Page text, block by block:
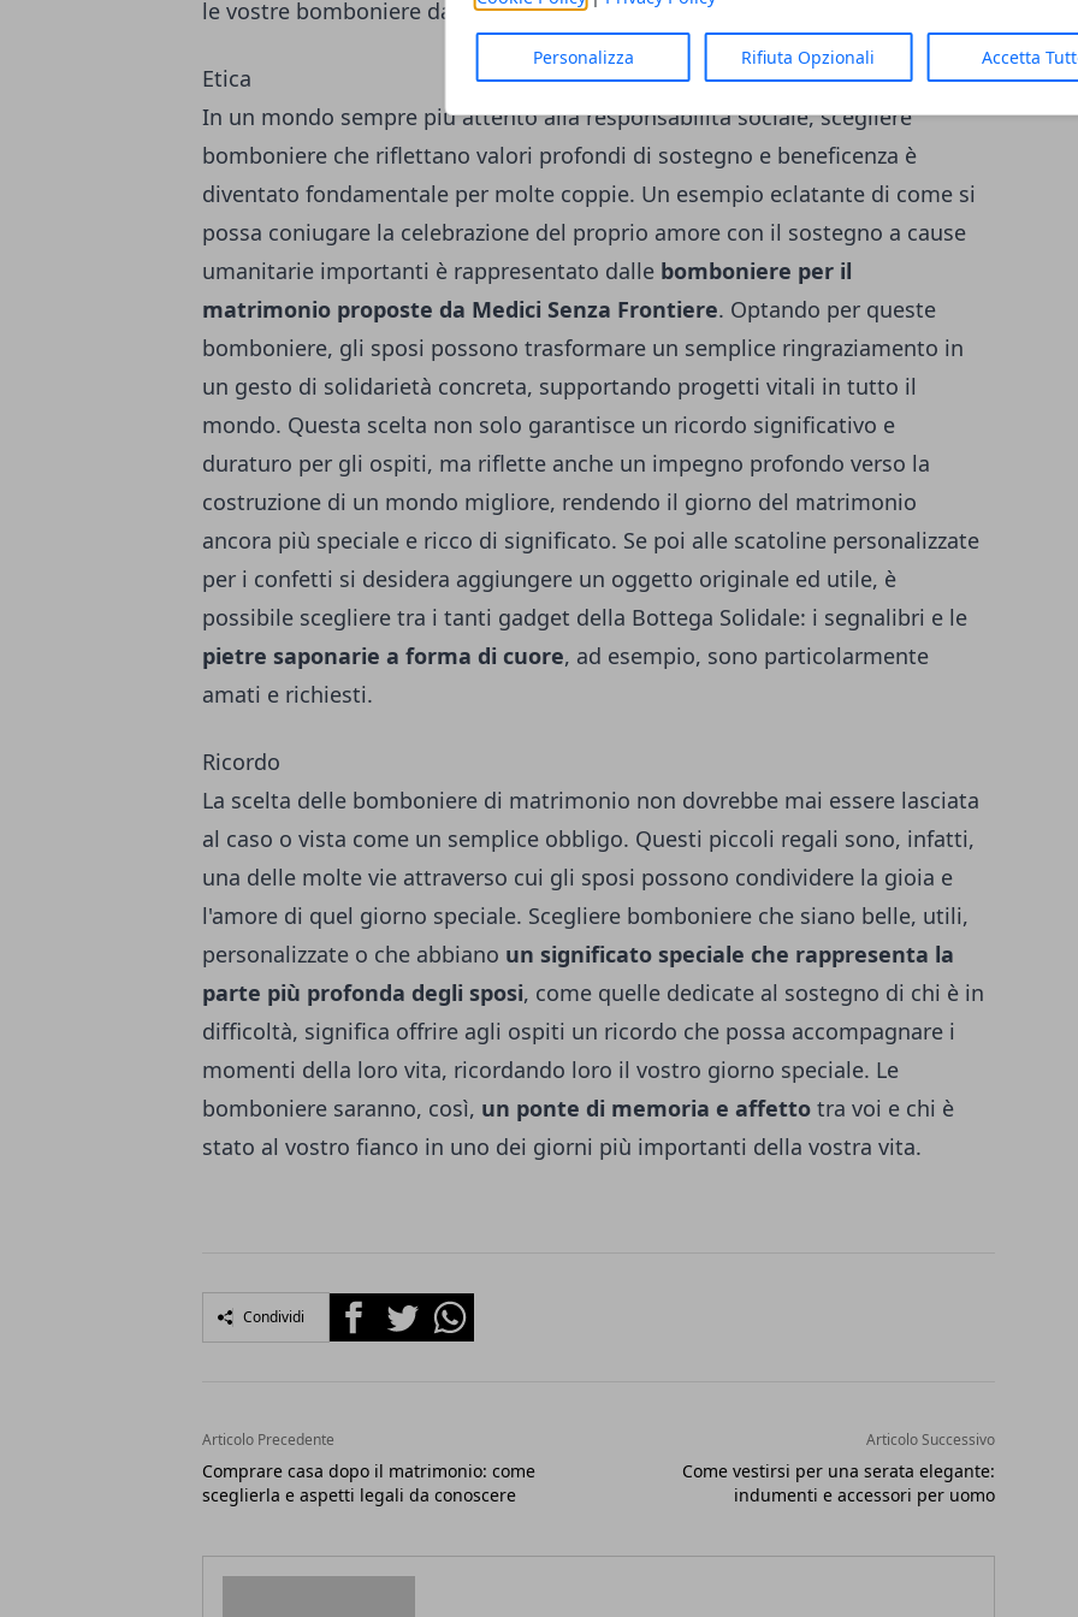
Personalizza Rifiuta Opzionali Accetta
le vostre bomboniere davvero speciali.
Etica
In un mondo sempre più attento alla responsabilità sociale, scegliere
bomboniere che riflettano valori profondi di sostegno e beneficenza è
diventato fondamentale per molte coppie. Un esempio eclatante di come si
possa coniugare la celebrazione del proprio amore con il sostegno a cause
umanitarie importanti è rappresentato dalle bomboniere per il
matrimonio proposte da Medici Senza Frontiere. Optando per queste
bomboniere, gli sposi possono trasformare un semplice ringraziamento in
un gesto di solidarietà concreta, supportando progetti vitali in tutto il
mondo. Questa scelta non solo garantisce un ricordo significativo e
duraturo per gli ospiti, ma riflette anche un impegno profondo verso la
costruzione di un mondo migliore, rendendo il giorno del matrimonio
ancora più speciale e ricco di significato. Se poi alle scatoline personalizzate
per i confetti si desidera aggiungere un oggetto originale ed utile, è
possibile scegliere tra i tanti gadget della Bottega Solidale: i segnalibri e le
pietre saponarie a forma di cuore, ad esempio, sono particolarmente
amati e richiesti.
Ricordo
La scelta delle bomboniere di matrimonio non dovrebbe mai essere lasciata
al caso o vista come un semplice obbligo. Questi piccoli regali sono, infatti,
una delle molte vie attraverso cui gli sposi possono condividere la gioia e
l'amore di quel giorno speciale. Scegliere bomboniere che siano belle, utili,
personalizzate o che abbiano un significato speciale che rappresenta la
parte più profonda degli sposi, come quelle dedicate al sostegno di chi è in
difficoltà, significa offrire agli ospiti un ricordo che possa accompagnare i
momenti della loro vita, ricordando loro il vostro giorno speciale. Le
bomboniere saranno, così, un ponte di memoria e affetto tra voi e chi è
stato al vostro fianco in uno dei giorni più importanti della vostra vita.
Condividi FacebookTwitterWhatsapp
Articolo Precedente
Comprare casa dopo il matrimonio: come
sceglierla e aspetti legali da conoscere
Articolo Successivo
Come vestirsi per una serata elegante:
indumenti e accessori per uomo